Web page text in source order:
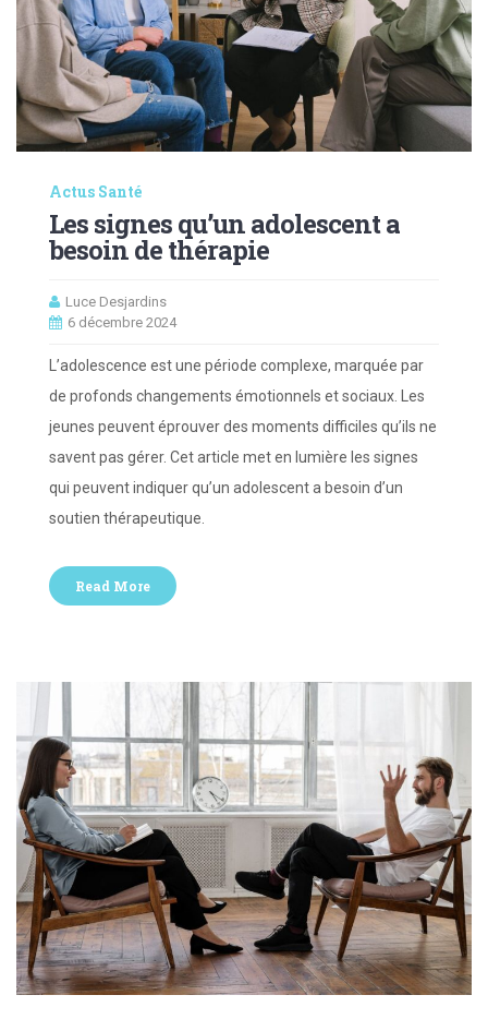
Actus Santé
Les signes qu’un adolescent a
besoin de thérapie
Luce Desjardins
6 décembre 2024
L’adolescence est une période complexe, marquée par
de profonds changements émotionnels et sociaux. Les
jeunes peuvent éprouver des moments difficiles qu’ils ne
savent pas gérer. Cet article met en lumière les signes
qui peuvent indiquer qu’un adolescent a besoin d’un
soutien thérapeutique.
Read More